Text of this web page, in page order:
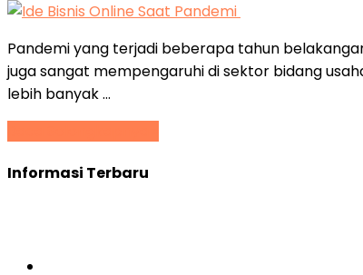
Pandemi yang terjadi beberapa tahun
juga sangat mempengaruhi di sektor bidang
lebih banyak …
Informasi Terbaru